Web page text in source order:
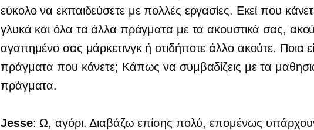
εύκολο να εκπαιδεύσετε με πολλές εργασίες. Εκεί που
γλυκά και όλα τα άλλα πράγματα με τα ακουστικά σας,
αγαπημένο σας μάρκετινγκ ή οτιδήποτε άλλο ακούτε. Ποια
πράγματα που κάνετε; Κάπως να συμβαδίζεις με τα
πράγματα.
Jesse: Ω, αγόρι. Διαβάζω επίσης πολύ, επομένως